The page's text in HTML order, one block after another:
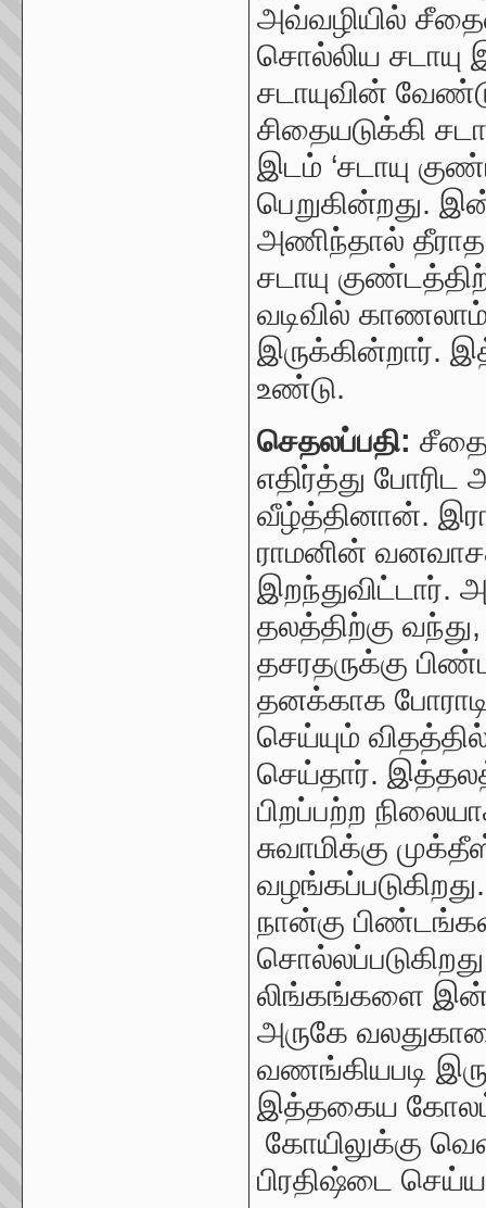
அவ்வழியில்
சொல்லிய சடாயு
சடாயுவின்
சிதையடுக்கி
இடம் ‘சடாயு
பெறுகின்றது.
அணிந்தால்
சடாயு
வடிவில்
இருக்கின்றார்.
உண்டு.
செதலப்பதி:
எதிர்த்து
வீழ்த்தினான்.
ராமனின்
தலத்திற்கு
தசரதருக்கு
தனக்காக போராடி
செய்யும்
செய்தார்.
பிறப்பற்ற
சுவாமிக்கு
நான்கு
லிங்கங்களை
அருகே
வணங்கியபடி
இத்தகைய கோலம்
கோயிலுக்கு
பிரதிஷ்டை